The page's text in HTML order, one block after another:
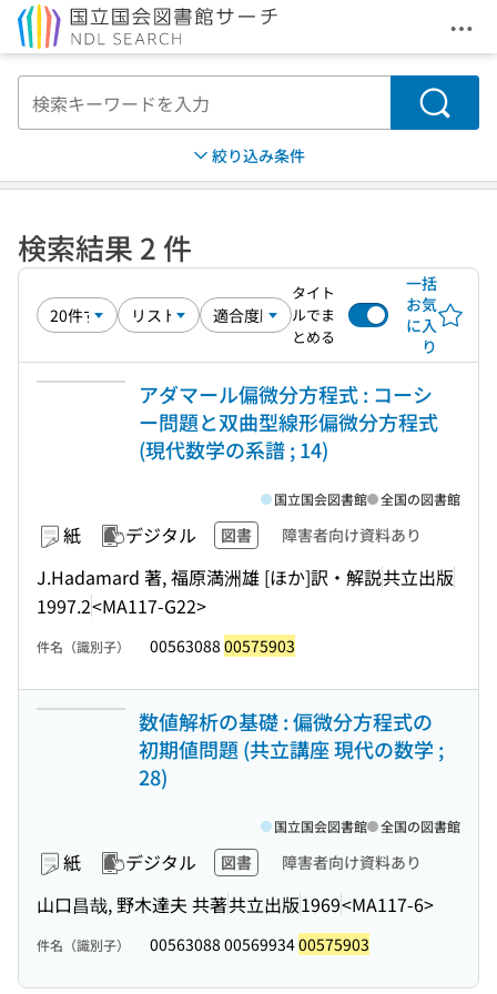
メ
検索
絞り込み条件
検索結果 2 件
タイト
ルでま
とめる
一括
お気
に入
り
アダマール偏微分方程式 : コーシ
ー問題と双曲型線形偏微分方程式
(現代数学の系譜 ; 14)
紙 デジタル 図書 障害者向け資料あり
J.Hadamard 著, 福原満洲雄 [ほか]訳・解説共立出版
1997.2<MA117-G22>
国立国会図書館 全国の図書館
件名（識別子） 00563088 00575903
数値解析の基礎 : 偏微分方程式の
初期値問題 (共立講座 現代の数学 ;
28)
紙 デジタル 図書 障害者向け資料あり
山口昌哉, 野木達夫 共著共立出版1969<MA117-6>
国立国会図書館 全国の図書館
件名（識別子） 00563088 0056993400575903